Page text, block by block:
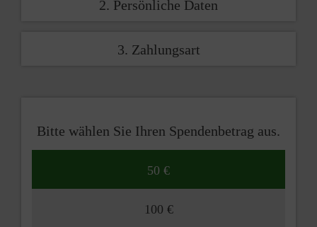
2. Persönliche Daten
3. Zahlungsart
Bitte wählen Sie Ihren Spendenbetrag aus.
50 €
100 €